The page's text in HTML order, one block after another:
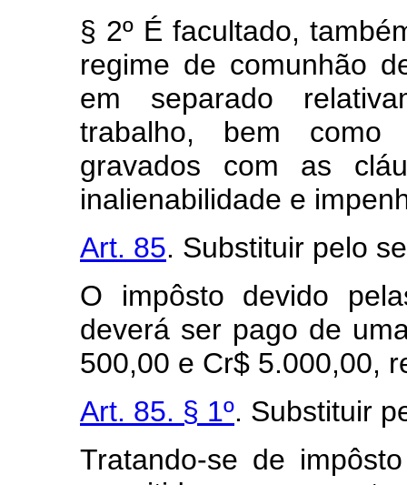
§ 2º É facultado,
regime de comunhão
em separado
trabalho, bem
gravados com as
inalienabilidade e
Art. 85. Substituir pelo
O impôsto devido
deverá ser pago de
500,00 e Cr$ 5.000,00,
Art. 85. § 1º. Substituir
Tratando-se de